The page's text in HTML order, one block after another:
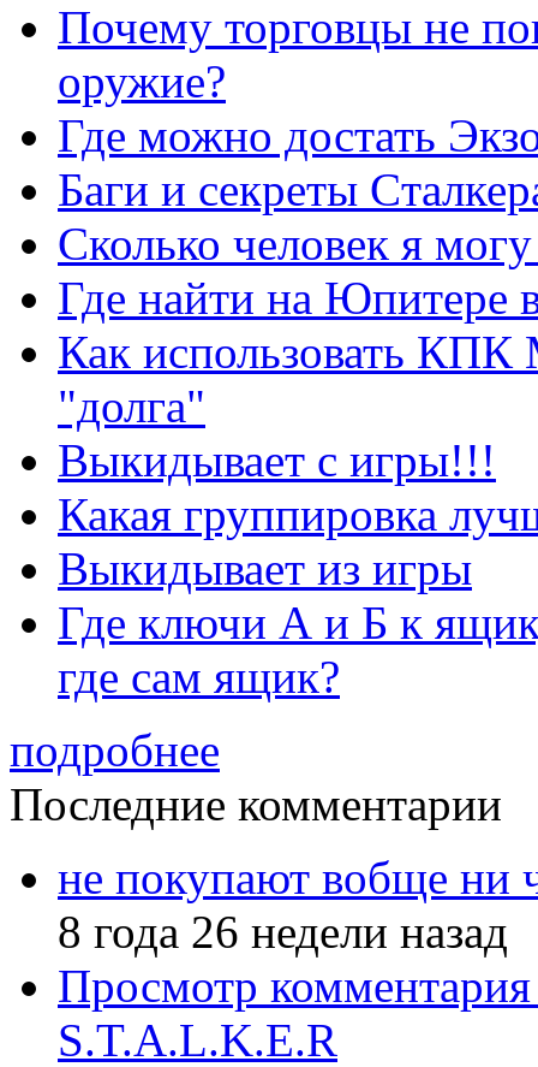
Почему торговцы не
оружие?
Где можно достать
Баги и секреты
Сколько человек я
Где найти на Юпитере
Как использовать
"долга"
Выкидывает с игры!!!
Какая группировка
Выкидывает из игры
Где ключи А и Б к
где сам ящик?
подробнее
Последние комментарии
не покупают вобще ни
8 года 26 недели назад
Просмотр
S.T.A.L.K.E.R